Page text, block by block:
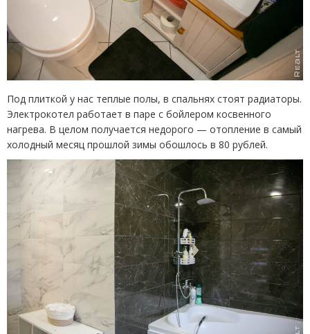
Под плиткой у нас теплые полы, в спальнях стоят радиаторы.
Электрокотел работает в паре с бойлером косвенного
нагрева. В целом получается недорого — отопление в самый
холодный месяц прошлой зимы обошлось в 80 рублей.